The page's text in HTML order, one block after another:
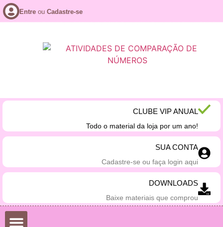
Entre ou Cadastre-se
CLUBE VIP ANUAL
Todo o material da loja por um ano!
SUA CONTA
Cadastre-se ou faça login aqui
DOWNLOADS
Baixe materiais que comprou